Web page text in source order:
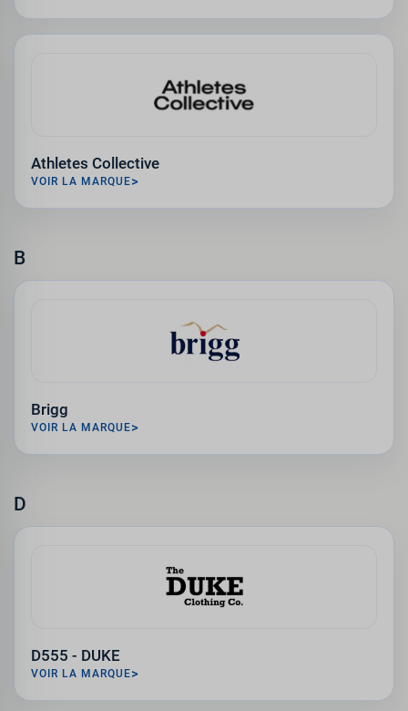
Athletes Collective
VOIR LA MARQUE
B
Brigg
VOIR LA MARQUE
D
D555 - DUKE
VOIR LA MARQUE